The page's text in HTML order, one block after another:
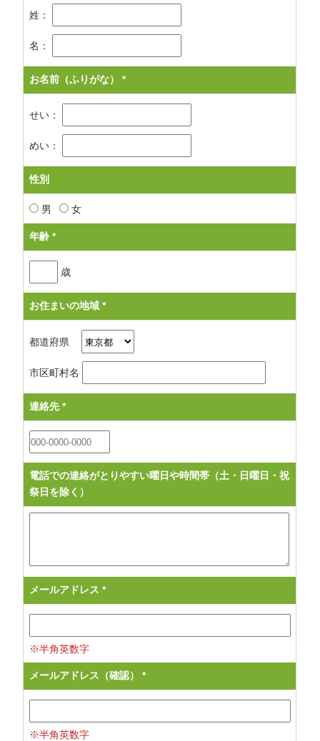
姓：
名：
お名前（ふりがな） *
せい：
めい：
性別
男 女
年齢 *
歳
お住まいの地域 *
都道府県
市区町村名
連絡先*
電話での連絡がとりやすい曜日や時間帯（土・日曜日・祝
祭日を除く）
メールアドレス *
※半角英数字
メールアドレス（確認） *
※半角英数字